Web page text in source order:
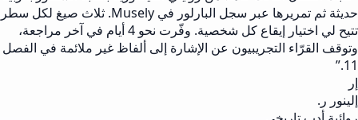
حديثة ثم تمريرها عبر سجل البارلور في Musely. ثلاث صيغ لكل سطر
تتيح لي اختيار إيقاع كل شخصية. وفّرت نحو 4 أيام في آخر مراجعة،
وتوقف القرّاء التجريبيون عن الإشارة إلى ألفاظ غير ملائمة في الفصل
11.
”
إر
إلينور ر.